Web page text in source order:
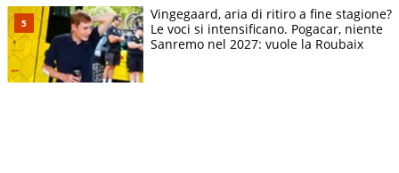
Vingegaard, aria di ritiro a fine stagione?
Le voci si intensificano. Pogacar, niente
Sanremo nel 2027: vuole la Roubaix